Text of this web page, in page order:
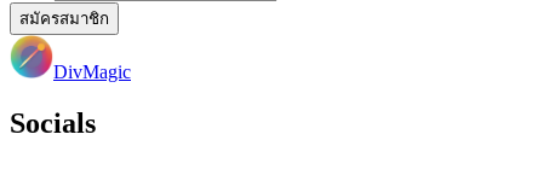
สมัครสมาชิก
DivMagic
Socials